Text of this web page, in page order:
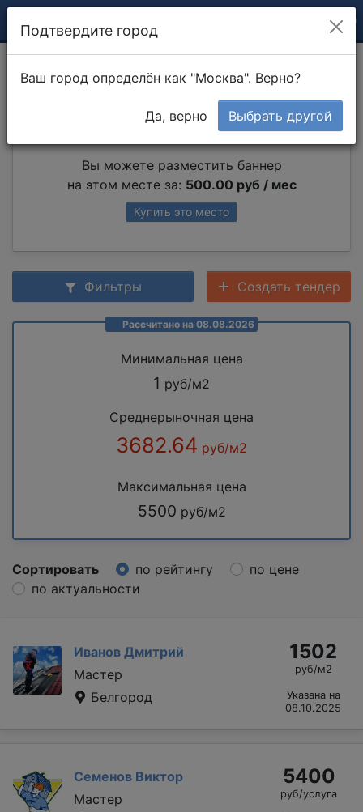
Высотные работы
Вы можете разместить баннер
на этом месте за: 500.00 руб / мес
Купить это место
Фильтры Создать тендер
Рассчитано на 08.08.2026
Минимальная цена
1 руб/м2
Среднерыночная цена
3682.64 руб/м2
Максимальная цена
5500 руб/м2
Сортировать по рейтингу
по цене
по актуальности
Иванов Дмитрий
Мастер
Белгород
1502
руб/м2
Указана на
08.10.2025
Семенов Виктор
Мастер
5400
руб/услуга
Подтвердите город
Ваш город определён как "Москва". Верно?
Да, верно Выбрать другой